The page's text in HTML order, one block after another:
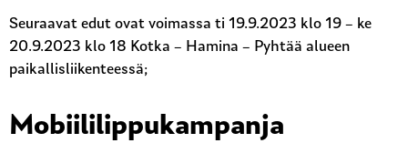
Seuraavat edut ovat voimassa ti 19.9.2023 klo 19 – ke
20.9.2023 klo 18 Kotka – Hamina – Pyhtää alueen
paikallisliikenteessä;
Mobiililippukampanja